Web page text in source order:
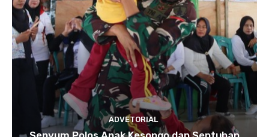
ADVETORIAL